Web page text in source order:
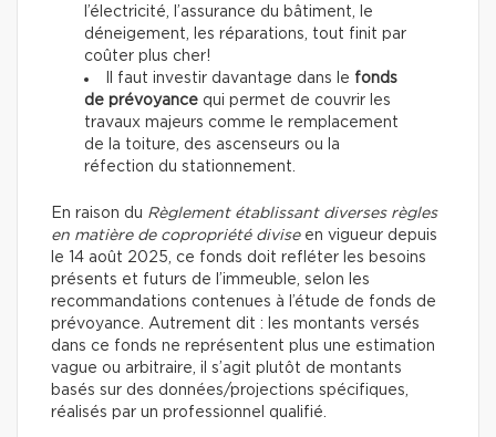
l’électricité, l’assurance du bâtiment, le
déneigement, les réparations, tout finit par
coûter plus cher!
Il faut investir davantage dans le fonds
de prévoyance qui permet de couvrir les
travaux majeurs comme le remplacement
de la toiture, des ascenseurs ou la
réfection du stationnement.
En raison du Règlement établissant diverses règles
en matière de copropriété diviseen vigueur depuis
le 14 août 2025, ce fonds doit refléter les besoins
présents et futurs de l’immeuble, selon les
recommandations contenues à l’étude de fonds de
prévoyance. Autrement dit : les montants versés
dans ce fonds ne représentent plus une estimation
vague ou arbitraire, il s’agit plutôt de montants
basés sur des données/projections spécifiques,
réalisés par un professionnel qualifié.